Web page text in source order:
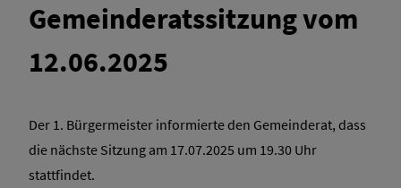
Gemeindebote
Gemeinderatssitzung vom
12.06.2025
Der 1. Bürgermeister informierte den Gemeinderat, dass
die nächste Sitzung am 17.07.2025 um 19.30 Uhr
stattfindet.